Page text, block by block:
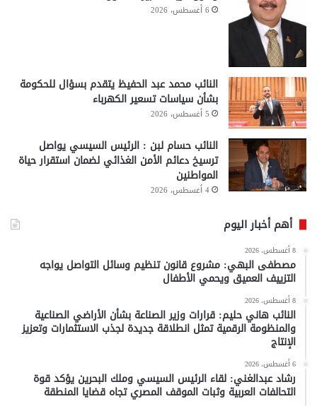
6 أغسطس، 2026
النائب محمد عبد الحفيظ يتقدم بسؤال للحكومة
بشأن سياسات تسعير الكهرباء
5 أغسطس، 2026
النائب حسام لبن : الرئيس السيسي يواصل
ترسيخ دعائم الأمن الغذائي لضمان استقرار حياة
المواطنين
4 أغسطس، 2026
أهم أخبار اليوم
8 أغسطس، 2026
مصطفى البهي: مشروع قانون تنظيم وسائل التواصل يواجه
التزييف العميق ويحمي الأطفال
8 أغسطس، 2026
النائب هاني حليم: قرارات وزير الصناعة بشأن الأراضي الصناعية
والمنظومة الرقمية تمثل انطلاقة جديدة لجذب الاستثمارات وتعزيز
الإنتاج
6 أغسطس، 2026
رشاد عبدالغني: لقاء الرئيس السيسي وملك البحرين يؤكد قوة
التحالفات العربية وثبات الموقف المصري تجاه قضايا المنطقة